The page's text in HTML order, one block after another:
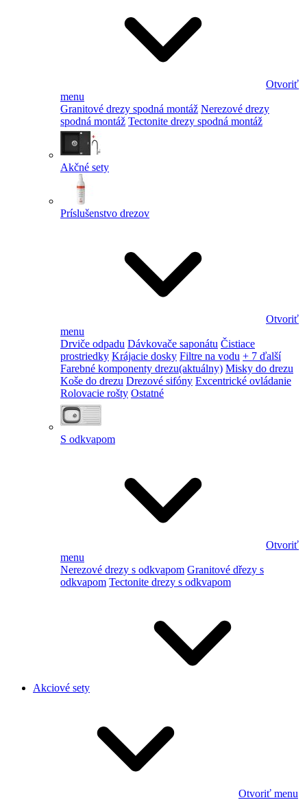
Otvoriť
menu
Granitové drezy spodná montáž Nerezové drezy
spodná montáž Tectonite drezy spodná montáž
Akčné sety
Príslušenstvo drezov
Otvoriť
menu
Drviče odpadu Dávkovače saponátu Čistiace
prostriedky Krájacie dosky Filtre na vodu + 7 ďalší
Farebné komponenty drezu(aktuálny) Misky do drezu
Koše do drezu Drezové sifóny Excentrické ovládanie
Rolovacie rošty Ostatné
S odkvapom
Otvoriť
menu
Nerezové drezy s odkvapom Granitové dřezy s
odkvapom Tectonite drezy s odkvapom
Akciové sety
Otvoriť menu